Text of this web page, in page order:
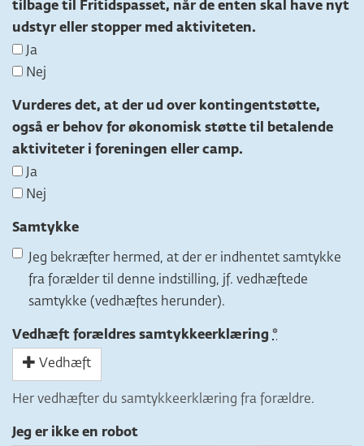
tilbage til Fritidspasset, når de enten skal have nyt
udstyr eller stopper med aktiviteten.
Ja
Nej
Vurderes det, at der ud over kontingentstøtte,
også er behov for økonomisk støtte til betalende
aktiviteter i foreningen eller camp.
Ja
Nej
Samtykke
Jeg bekræfter hermed, at der er indhentet samtykke
fra forælder til denne indstilling, jf. vedhæftede
samtykke (vedhæftes herunder).
Vedhæft forældres samtykkeerklæring
Vedhæft
Her vedhæfter du samtykkeerklæring fra forældre.
Jeg er ikke en robot